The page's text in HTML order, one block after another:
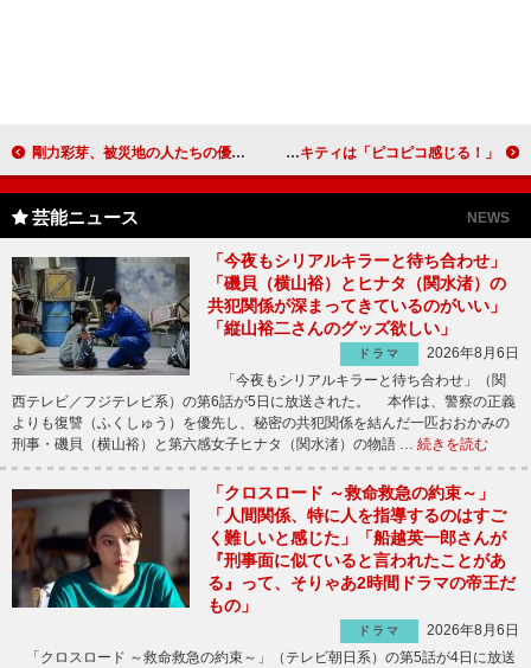
剛力彩芽、被災地の人たちの優しさに感激！ 高杉真宙らと映画「カルテット」舞台あいさつ 小倉優子、次長課長・河本に「楽しいです」と即答 妊娠５カ月のミキティは「ピコピコ感じる！」
芸能ニュース NEWS
「今夜もシリアルキラーと待ち合わせ」
「磯貝（横山裕）とヒナタ（関水渚）の
共犯関係が深まってきているのがいい」
「縦山裕二さんのグッズ欲しい」
ドラマ
2026年8月6日
「今夜もシリアルキラーと待ち合わせ」（関
西テレビ／フジテレビ系）の第6話が5日に放送された。 本作は、警察の正義
よりも復讐（ふくしゅう）を優先し、秘密の共犯関係を結んだ一匹おおかみの
刑事・磯貝（横山裕）と第六感女子ヒナタ（関水渚）の物語 … 続きを読む
「クロスロード ～救命救急の約束～」
「人間関係、特に人を指導するのはすご
く難しいと感じた」「船越英一郎さんが
『刑事面に似ていると言われたことがあ
る』って、そりゃあ2時間ドラマの帝王だ
もの」
ドラマ
2026年8月6日
「クロスロード ～救命救急の約束～」（テレビ朝日系）の第5話が4日に放送